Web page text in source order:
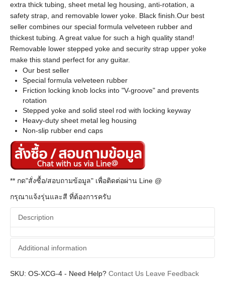
extra thick tubing, sheet metal leg housing, anti-rotation, a
safety strap, and removable lower yoke. Black finish.Our best
seller combines our special formula velveteen rubber and
thickest tubing. A great value for such a high quality stand!
Removable lower stepped yoke and security strap upper yoke
make this stand perfect for any guitar.
Our best seller
Special formula velveteen rubber
Friction locking knob locks into "V-groove" and prevents
rotation
Stepped yoke and solid steel rod with locking keyway
Heavy-duty sheet metal leg housing
Non-slip rubber end caps
** กด"สั่งซื้อ/สอบถามข้อมูล" เพื่อติดต่อผ่าน Line @
กรุณาแจ้งรุ่นและสี ที่ต้องการครับ
Description
Additional information
Additional information
SKU: OS-XCG-4 - Need Help? Contact Us Leave Feedback